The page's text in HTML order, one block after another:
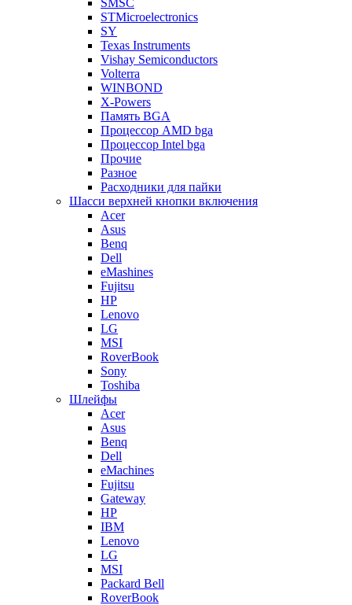
STMicroelectronics
SY
Texas Instruments
Vishay Semiconductors
Volterra
WINBOND
X-Powers
Память BGA
Процессор AMD bga
Процессор Intel bga
Прочие
Разное
Расходники для пайки
Шасси верхней кнопки включения
Acer
Asus
Benq
Dell
eMashines
Fujitsu
HP
Lenovo
LG
MSI
RoverBook
Sony
Toshiba
Шлейфы
Acer
Asus
Benq
Dell
eMachines
Fujitsu
Gateway
HP
IBM
Lenovo
LG
MSI
Packard Bell
RoverBook